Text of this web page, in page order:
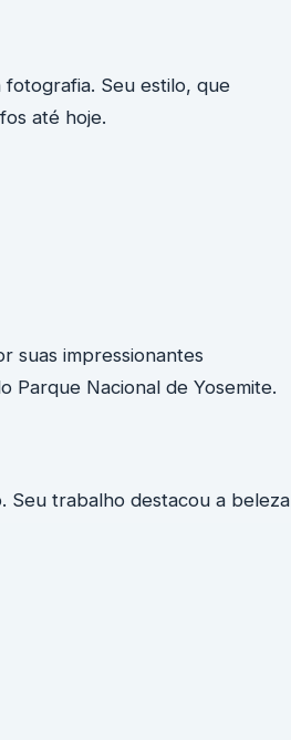
Seu estilo, que
até hoje.
suas impressionantes
Parque Nacional de Yosemite.
Seu trabalho destacou a beleza